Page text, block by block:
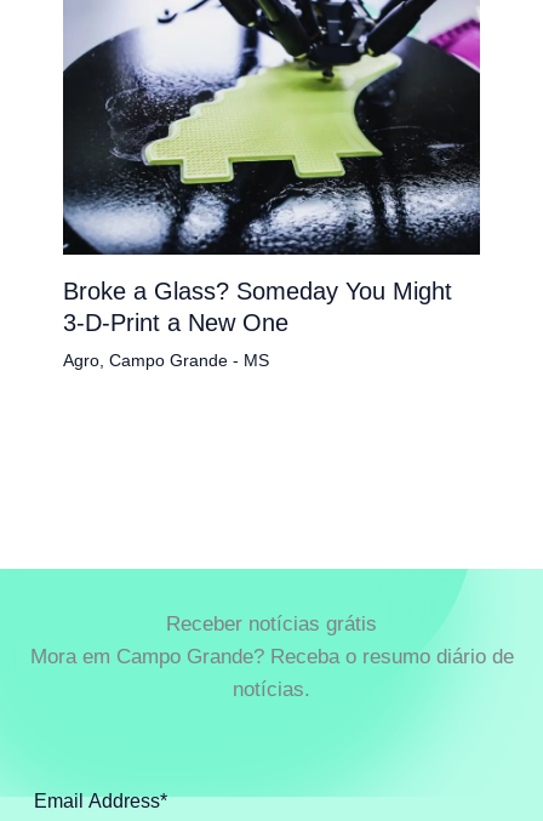
Broke a Glass? Someday You Might
3-D-Print a New One
Agro, Campo Grande - MS
Receber notícias grátis
Mora em Campo Grande? Receba o resumo diário de
notícias.